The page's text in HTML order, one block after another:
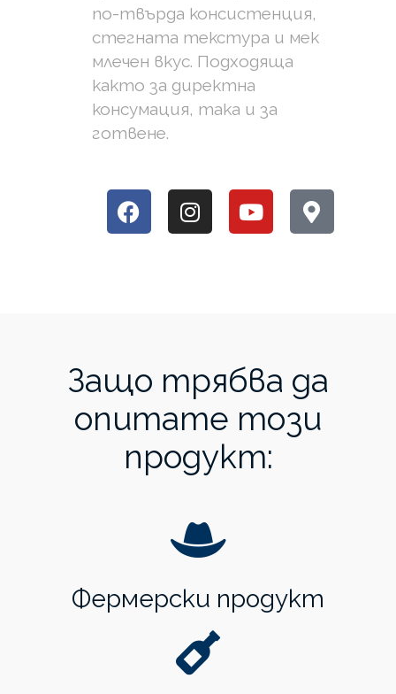
по-твърда консистенция,
стегната текстура и мек
млечен вкус. Подходяща
както за директна
консумация, така и за
готвене.
Защо трябва да
опитате този
продукт:
Фермерски продукт